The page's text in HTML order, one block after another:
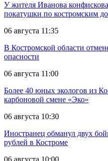
У жителя Иванова
покатушки по костромским
06 августа 11:35
В Костромской области
опасности
06 августа 11:00
Более 40 юных экологов из
карбоновой смене «Эко»
06 августа 10:30
Иностранец обманул двух
рублей в Костроме